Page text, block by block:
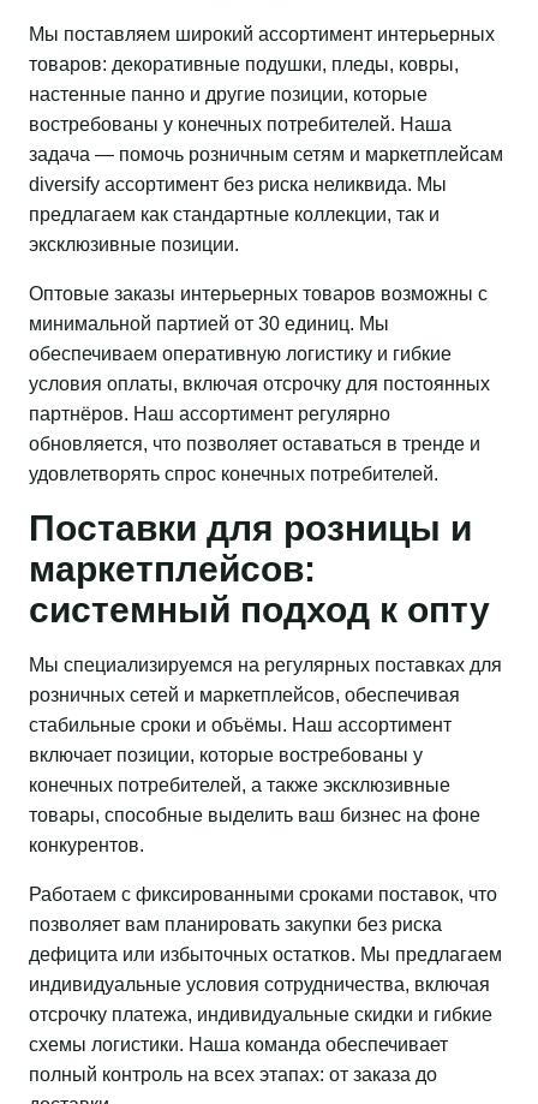
Мы поставляем широкий ассортимент интерьерных
товаров: декоративные подушки, пледы, ковры,
настенные панно и другие позиции, которые
востребованы у конечных потребителей. Наша
задача — помочь розничным сетям и маркетплейсам
diversify ассортимент без риска неликвида. Мы
предлагаем как стандартные коллекции, так и
эксклюзивные позиции.
Оптовые заказы интерьерных товаров возможны с
минимальной партией от 30 единиц. Мы
обеспечиваем оперативную логистику и гибкие
условия оплаты, включая отсрочку для постоянных
партнёров. Наш ассортимент регулярно
обновляется, что позволяет оставаться в тренде и
удовлетворять спрос конечных потребителей.
Поставки для розницы и
маркетплейсов:
системный подход к опту
Мы специализируемся на регулярных поставках для
розничных сетей и маркетплейсов, обеспечивая
стабильные сроки и объёмы. Наш ассортимент
включает позиции, которые востребованы у
конечных потребителей, а также эксклюзивные
товары, способные выделить ваш бизнес на фоне
конкурентов.
Работаем с фиксированными сроками поставок, что
позволяет вам планировать закупки без риска
дефицита или избыточных остатков. Мы предлагаем
индивидуальные условия сотрудничества, включая
отсрочку платежа, индивидуальные скидки и гибкие
схемы логистики. Наша команда обеспечивает
полный контроль на всех этапах: от заказа до